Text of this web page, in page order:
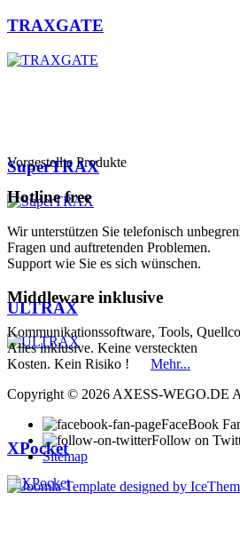
TRAXGATE
SuperTRAX
ULTRAX
XPocket
Vorgestellte Produkte
Hotlinefree
Wir unterstützen Sie telefonisch
Fragen und auftretenden Problemen.
Support wie Sie es sich wünschen.
Middleware inklusive
Kommunikationssoftware, Tools,
Alles inklusive. Keine versteckten
Kosten. Kein Risiko ! Mehr...
Copyright © 2026 AXESS-WEGO.DE
FaceBook
Follow on
Sitemap